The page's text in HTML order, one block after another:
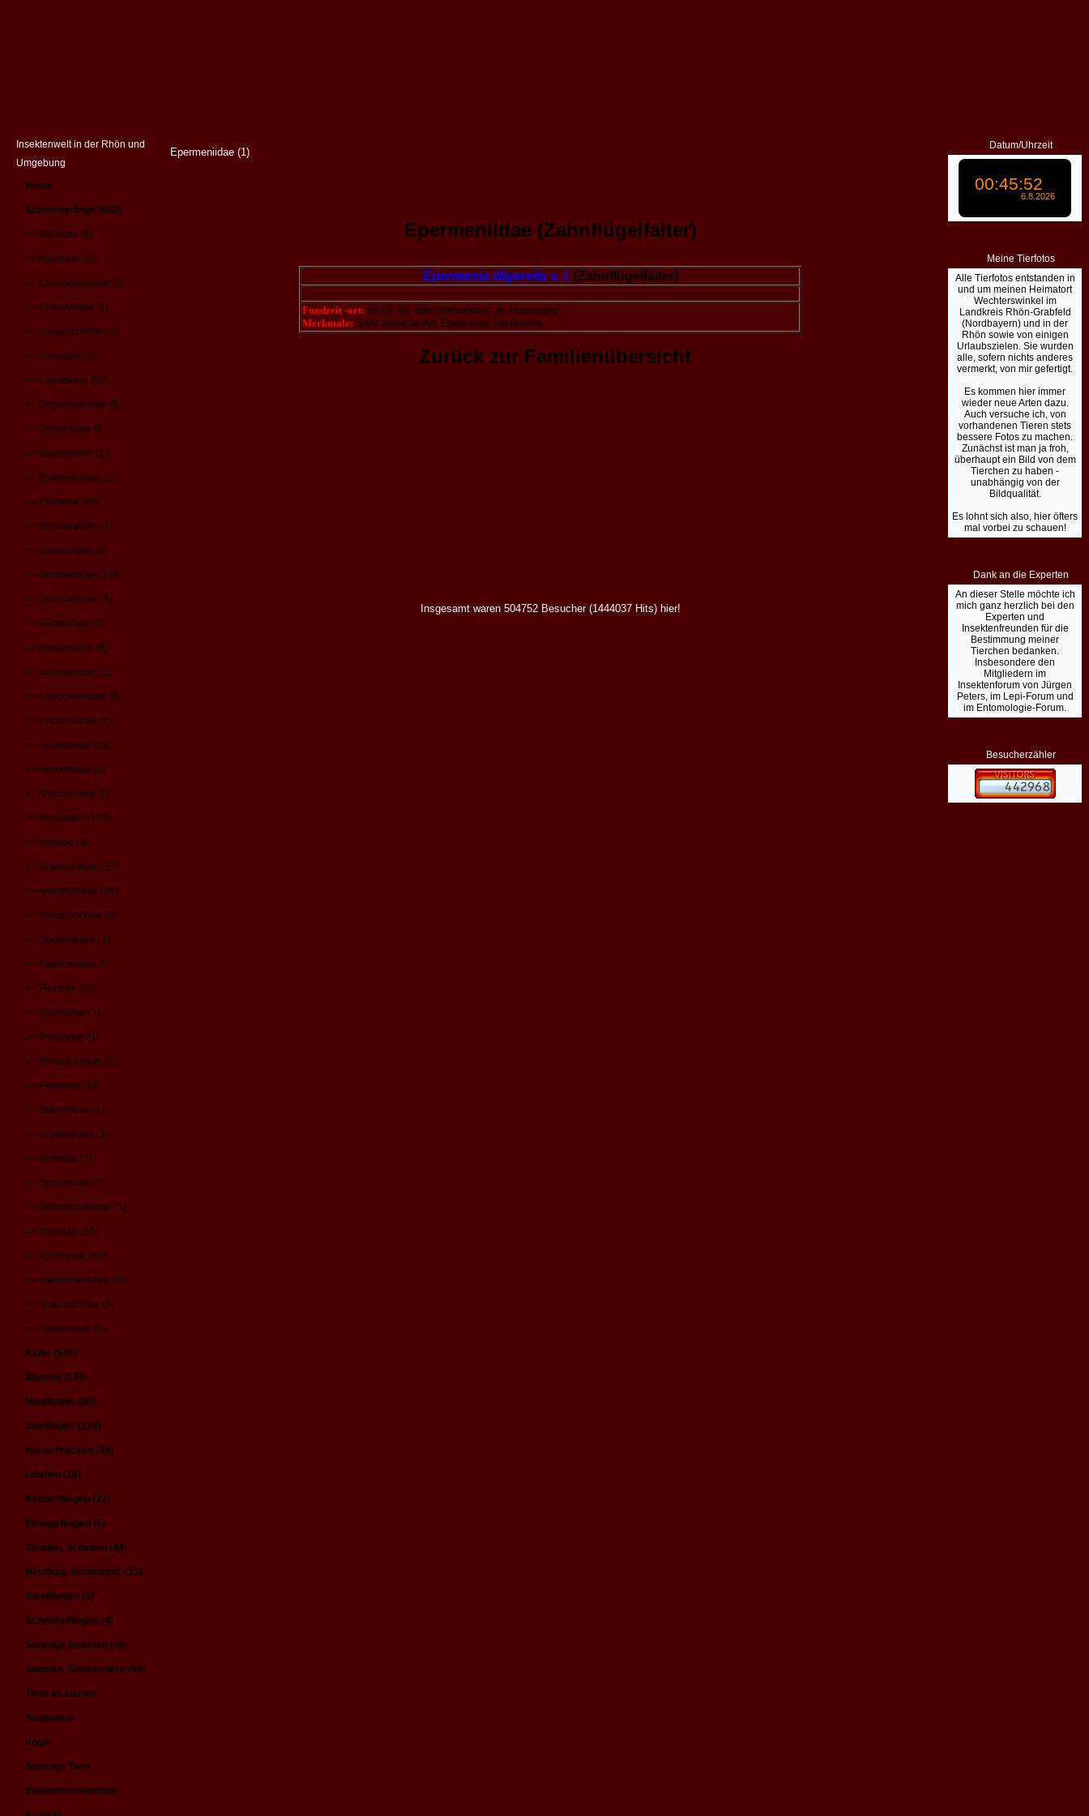
Insektenwelt in der Rhön und
Umgebung
Home
Schmetterlinge (640)
=> Adelidae (9)
=> Alucitidae (2)
=> Chimabachidae (2)
=> Choreutidae (1)
=> Coleophoridae (3)
=> Cossidae (2)
=> Crambidae (32)
=> Depressariidae (8)
=> Drepanidae 8)
=> Elachistidae (1)
=> Epermeniidae (1)
=> Erebidae (48)
=> Eriocraniidae (1)
=> Gelechiidae (8)
=> Geometridae (136)
=> Gracillariidae (5)
=> Hepialidae (3)
=> Hesperiidae (8)
=> Incurvariidae (1)
=> Lasiocampidae (8)
=> Limacodidae (1)
=> Lycaenidae (18)
=> Momphidae (1)
=> Nepticulidae (2)
=> Noctuidae (170)
=> Nolidae (4)
=> Notodontidae (22)
=> Nymphalidae (28)
=> Oecophoridae (8)
=> Opostegidae (1)
=> Papilionidae (3)
=> Pieridae (10)
=> Plutellidae (1)
=> Psychidae (1)
=> Pterophoridae (7)
=> Pyralidae (19)
=> Saturniidae (1)
=> Scythrididae (1)
=> Sesiidae (1)
=> Sphingidae (7)
=> Stathmopodidae (1)
=> Tineidae (10)
=> Tortricidae (50)
=> Yponomeutidae (10)
=> Ypsolophidae (2)
=> Zygaenidae (4)
Käfer (546)
Wanzen (135)
Hautflügler (80)
Zweiflügler (139)
Heuschrecken (38)
Libellen (18)
Köcherfliegen (22)
Eintagsfliegen (5)
Zikaden, Schaben (44)
Netzflügl. Schlammfl. (13)
Steinfliegen (3)
Schnabelfliegen (4)
Sonstige Insekten (44)
Spinnen, Spinnentiere (90)
Tiere im Garten
Säugetiere
Vögel
Sonstige Tiere
Insektenverzeichnis
Epermeniidae (1)
Epermeniidae (Zahnflügelfalter)
Epermenia illigerella s. l. (Zahnflügelfalter)
Fundzeit -ort: 05.07.10. Wechterswinkel, an Hauswand
Merkmale: Sehr ähnliche Art Epermenia falciformis.
Zurück zur Familienübersicht
Insgesamt waren 504752 Besucher (1444037 Hits) hier!
Datum/Uhrzeit
Meine Tierfotos
Alle Tierfotos entstanden in
und um meinen Heimatort
Wechterswinkel im
Landkreis Rhön-Grabfeld
(Nordbayern) und in der
Rhön sowie von einigen
Urlaubszielen. Sie wurden
alle, sofern nichts anderes
vermerkt, von mir gefertigt.
Es kommen hier immer
wieder neue Arten dazu.
Auch versuche ich, von
vorhandenen Tieren stets
bessere Fotos zu machen.
Zunächst ist man ja froh,
überhaupt ein Bild von dem
Tierchen zu haben -
unabhängig von der
Bildqualität.
Es lohnt sich also, hier öfters
mal vorbei zu schauen!
Dank an die Experten
An dieser Stelle möchte ich
mich ganz herzlich bei den
Experten und
Insektenfreunden für die
Bestimmung meiner
Tierchen bedanken.
Insbesondere den
Mitgliedern im
Insektenforum von Jürgen
Peters, im Lepi-Forum und
im Entomologie-Forum.
Besucherzähler